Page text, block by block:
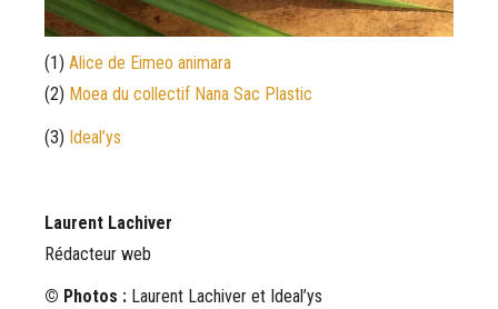
(1) Alice de Eimeo animara
(2) Moea du collectif Nana Sac Plastic
(3) Ideal’ys
Laurent Lachiver
Rédacteur web
© Photos : Laurent Lachiver et Ideal’ys